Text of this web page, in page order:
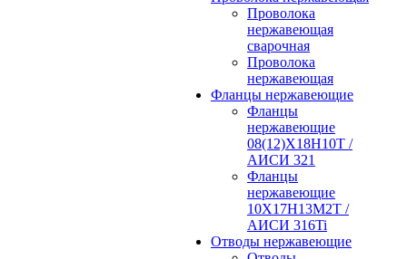
Проволока
нержавеющая
сварочная
Проволока
нержавеющая
Фланцы нержавеющие
Фланцы
нержавеющие
08(12)Х18Н10Т /
АИСИ 321
Фланцы
нержавеющие
10Х17Н13М2Т /
АИСИ 316Ti
Отводы нержавеющие